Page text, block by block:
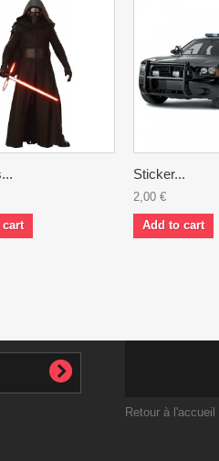
Sticker...
2,00 €
Add to cart
Retour à l'accueil